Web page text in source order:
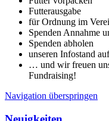
Futterausgabe
für Ordnung im
Spenden Annahme
Spenden abholen
unseren Infostand
… und wir freuen
Fundraising!
Navigation überspringen